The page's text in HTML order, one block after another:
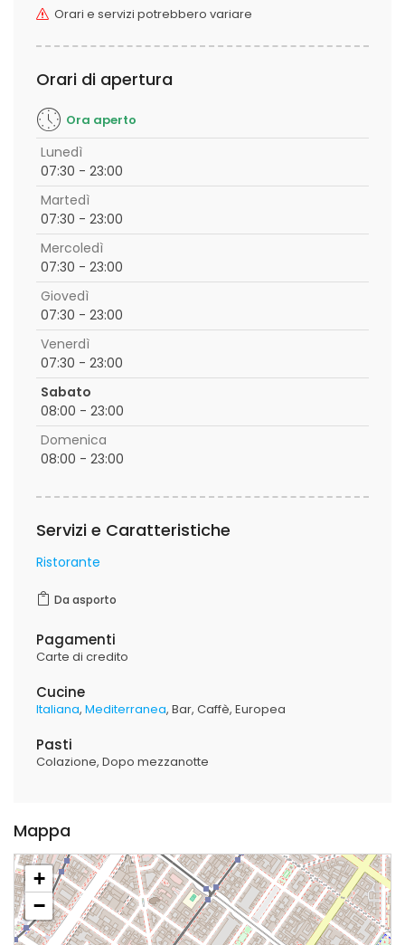
Orari e servizi potrebbero variare
Orari di apertura
Ora aperto
Lunedì
07:30 - 23:00
Martedì
07:30 - 23:00
Mercoledì
07:30 - 23:00
Giovedì
07:30 - 23:00
Venerdì
07:30 - 23:00
Sabato
08:00 - 23:00
Domenica
08:00 - 23:00
Servizi e Caratteristiche
Ristorante
Da asporto
Pagamenti
Carte di credito
Cucine
Italiana Mediterranea Bar Caffè Europea
Pasti
Colazione Dopo mezzanotte
Mappa
+
−